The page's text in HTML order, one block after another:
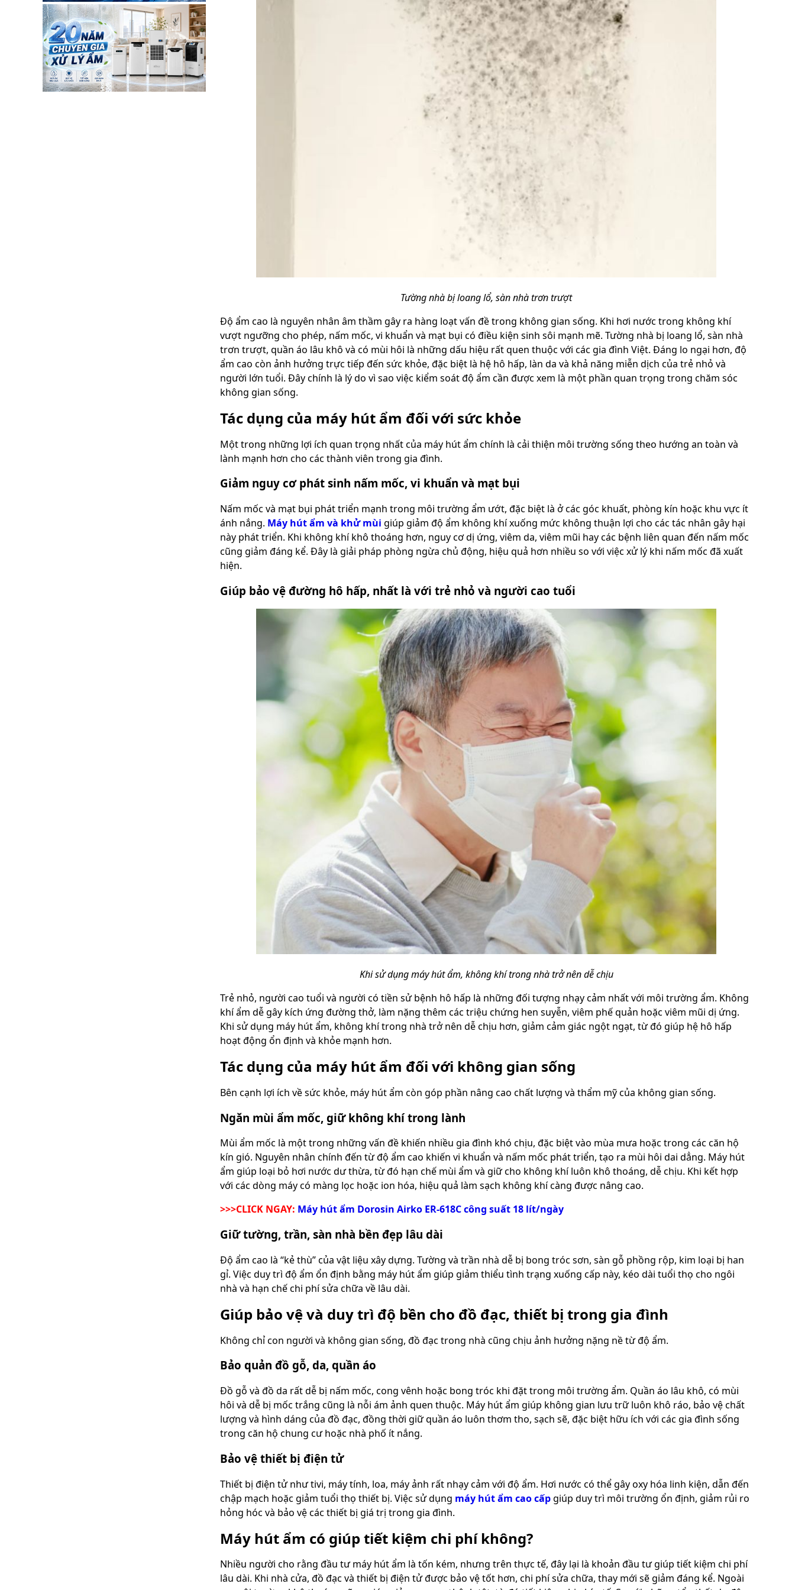
Tường nhà bị loang lổ, sàn nhà trơn trượt
Độ ẩm cao là nguyên nhân âm thầm gây ra hàng loạt vấn đề trong không gian sống. Khi hơi nước trong không khí
vượt ngưỡng cho phép, nấm mốc, vi khuẩn và mạt bụi có điều kiện sinh sôi mạnh mẽ. Tường nhà bị loang lổ, sàn nhà
trơn trượt, quần áo lâu khô và có mùi hôi là những dấu hiệu rất quen thuộc với các gia đình Việt. Đáng lo ngại hơn, độ
ẩm cao còn ảnh hưởng trực tiếp đến sức khỏe, đặc biệt là hệ hô hấp, làn da và khả năng miễn dịch của trẻ nhỏ và
người lớn tuổi. Đây chính là lý do vì sao việc kiểm soát độ ẩm cần được xem là một phần quan trọng trong chăm sóc
không gian sống.
Tác dụng của máy hút ẩm đối với sức khỏe
Một trong những lợi ích quan trọng nhất của máy hút ẩm chính là cải thiện môi trường sống theo hướng an toàn và
lành mạnh hơn cho các thành viên trong gia đình.
Giảm nguy cơ phát sinh nấm mốc, vi khuẩn và mạt bụi
Nấm mốc và mạt bụi phát triển mạnh trong môi trường ẩm ướt, đặc biệt là ở các góc khuất, phòng kín hoặc khu vực ít
ánh nắng. Máy hút ẩm và khử mùi giúp giảm độ ẩm không khí xuống mức không thuận lợi cho các tác nhân gây hại
này phát triển. Khi không khí khô thoáng hơn, nguy cơ dị ứng, viêm da, viêm mũi hay các bệnh liên quan đến nấm mốc
cũng giảm đáng kể. Đây là giải pháp phòng ngừa chủ động, hiệu quả hơn nhiều so với việc xử lý khi nấm mốc đã xuất
hiện.
Giúp bảo vệ đường hô hấp, nhất là với trẻ nhỏ và người cao tuổi
Khi sử dụng máy hút ẩm, không khí trong nhà trở nên dễ chịu
Trẻ nhỏ, người cao tuổi và người có tiền sử bệnh hô hấp là những đối tượng nhạy cảm nhất với môi trường ẩm. Không
khí ẩm dễ gây kích ứng đường thở, làm nặng thêm các triệu chứng hen suyễn, viêm phế quản hoặc viêm mũi dị ứng.
Khi sử dụng máy hút ẩm, không khí trong nhà trở nên dễ chịu hơn, giảm cảm giác ngột ngạt, từ đó giúp hệ hô hấp
hoạt động ổn định và khỏe mạnh hơn.
Tác dụng của máy hút ẩm đối với không gian sống
Bên cạnh lợi ích về sức khỏe, máy hút ẩm còn góp phần nâng cao chất lượng và thẩm mỹ của không gian sống.
Ngăn mùi ẩm mốc, giữ không khí trong lành
Mùi ẩm mốc là một trong những vấn đề khiến nhiều gia đình khó chịu, đặc biệt vào mùa mưa hoặc trong các căn hộ
kín gió. Nguyên nhân chính đến từ độ ẩm cao khiến vi khuẩn và nấm mốc phát triển, tạo ra mùi hôi dai dẳng. Máy hút
ẩm giúp loại bỏ hơi nước dư thừa, từ đó hạn chế mùi ẩm và giữ cho không khí luôn khô thoáng, dễ chịu. Khi kết hợp
với các dòng máy có màng lọc hoặc ion hóa, hiệu quả làm sạch không khí càng được nâng cao.
>>>CLICK NGAY: Máy hút ẩm Dorosin Airko ER-618C công suất 18 lít/ngày
Giữ tường, trần, sàn nhà bền đẹp lâu dài
Độ ẩm cao là “kẻ thù” của vật liệu xây dựng. Tường và trần nhà dễ bị bong tróc sơn, sàn gỗ phồng rộp, kim loại bị han
gỉ. Việc duy trì độ ẩm ổn định bằng máy hút ẩm giúp giảm thiểu tình trạng xuống cấp này, kéo dài tuổi thọ cho ngôi
nhà và hạn chế chi phí sửa chữa về lâu dài.
Giúp bảo vệ và duy trì độ bền cho đồ đạc, thiết bị trong gia đình
Không chỉ con người và không gian sống, đồ đạc trong nhà cũng chịu ảnh hưởng nặng nề từ độ ẩm.
Bảo quản đồ gỗ, da, quần áo
Đồ gỗ và đồ da rất dễ bị nấm mốc, cong vênh hoặc bong tróc khi đặt trong môi trường ẩm. Quần áo lâu khô, có mùi
hôi và dễ bị mốc trắng cũng là nỗi ám ảnh quen thuộc. Máy hút ẩm giúp không gian lưu trữ luôn khô ráo, bảo vệ chất
lượng và hình dáng của đồ đạc, đồng thời giữ quần áo luôn thơm tho, sạch sẽ, đặc biệt hữu ích với các gia đình sống
trong căn hộ chung cư hoặc nhà phố ít nắng.
Bảo vệ thiết bị điện tử
Thiết bị điện tử như tivi, máy tính, loa, máy ảnh rất nhạy cảm với độ ẩm. Hơi nước có thể gây oxy hóa linh kiện, dẫn đến
chập mạch hoặc giảm tuổi thọ thiết bị. Việc sử dụng máy hút ẩm cao cấpgiúp duy trì môi trường ổn định, giảm rủi ro
hỏng hóc và bảo vệ các thiết bị giá trị trong gia đình.
Máy hút ẩm có giúp tiết kiệm chi phí không?
Nhiều người cho rằng đầu tư máy hút ẩm là tốn kém, nhưng trên thực tế, đây lại là khoản đầu tư giúp tiết kiệm chi phí
lâu dài. Khi nhà cửa, đồ đạc và thiết bị điện tử được bảo vệ tốt hơn, chi phí sửa chữa, thay mới sẽ giảm đáng kể. Ngoài